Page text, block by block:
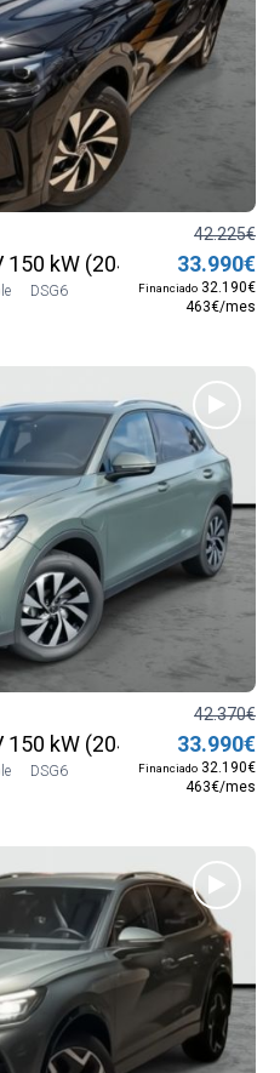
kW (204 CV) DSG6
DSG6
42.225€
33.990€
Financiado 32.190€
463€/mes
kW (204 CV) DSG6
DSG6
42.370€
33.990€
Financiado 32.190€
463€/mes